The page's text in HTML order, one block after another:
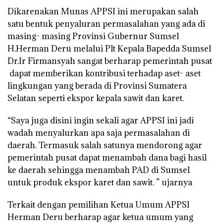
Dikarenakan Munas APPSI ini merupakan salah
satu bentuk penyaluran permasalahan yang ada di
masing- masing Provinsi Gubernur Sumsel
H.Herman Deru melalui Plt Kepala Bapedda Sumsel
Dr.Ir Firmansyah sangat berharap pemerintah pusat
dapat memberikan kontribusi terhadap aset- aset
lingkungan yang berada di Provinsi Sumatera
Selatan seperti ekspor kepala sawit dan karet.
“Saya juga disini ingin sekali agar APPSI ini jadi
wadah menyalurkan apa saja permasalahan di
daerah. Termasuk salah satunya mendorong agar
pemerintah pusat dapat menambah dana bagi hasil
ke daerah sehingga menambah PAD di Sumsel
untuk produk ekspor karet dan sawit. ” ujarnya
Terkait dengan pemilihan Ketua Umum APPSI
Herman Deru berharap agar ketua umum yang